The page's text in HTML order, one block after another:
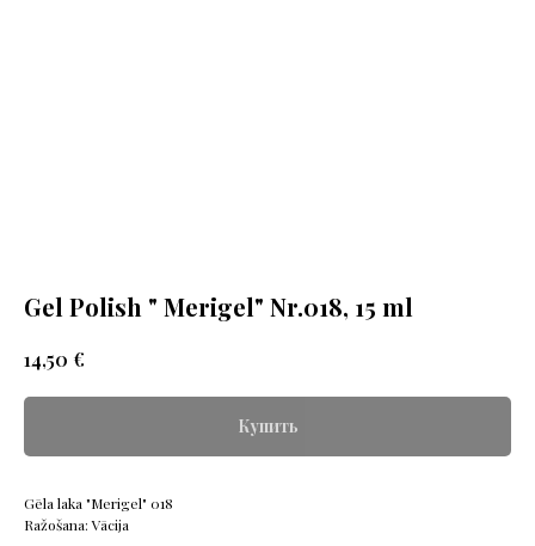
Gel Polish " Merigel" Nr.018, 15 ml
14,50 €
Купить
Gēla laka "Merigel" 018
Ražošana: Vācija